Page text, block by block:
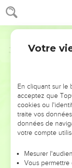
NE
ET SI LEURS
leur foi ou leur
et les saisons
42
Votre
En cliquant sur le
acceptez que
cookies ou
traite vos
données de
votre compte
Mesurer
Vous permettre